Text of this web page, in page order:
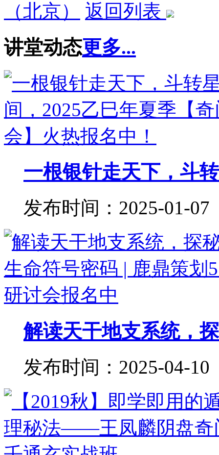
（北京）
返回列表
讲堂动态更多...
一根银针走天下，斗
发布时间：2025-01-07
解读天干地支系统，
发布时间：2025-04-10